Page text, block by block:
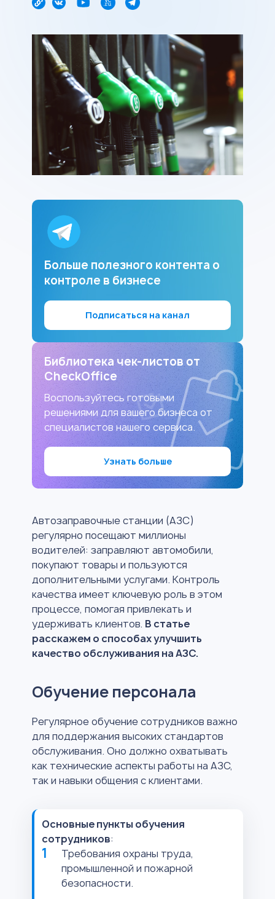
Больше полезного контента о
контроле в бизнесе
Подписаться на канал
Библиотека чек-листов от
CheckOffice
Воспользуйтесь готовыми
решениями для вашего бизнеса от
специалистов нашего сервиса.
Узнать больше
Автозаправочные станции (АЗС)
регулярно посещают миллионы
водителей: заправляют автомобили,
покупают товары и пользуются
дополнительными услугами. Контроль
качества имеет ключевую роль в этом
процессе, помогая привлекать и
удерживать клиентов. В статье
расскажем о способах улучшить
качество обслуживания на АЗС.
Обучение персонала
Регулярное обучение сотрудников важно
для поддержания высоких стандартов
обслуживания. Оно должно охватывать
как технические аспекты работы на АЗС,
так и навыки общения с клиентами.
Основные пункты обучения
сотрудников:
Требования охраны труда,
промышленной и пожарной
безопасности.